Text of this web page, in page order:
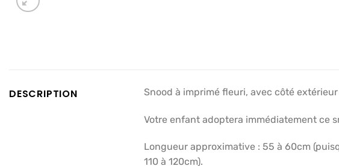
DESCRIPTION Snood à imprimé fleuri, avec côté
Votre enfant adoptera immédiatement ce
Longueur approximative : 55 à 60cm
110 à 120cm).